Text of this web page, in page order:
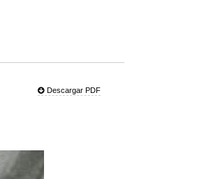
Descargar PDF